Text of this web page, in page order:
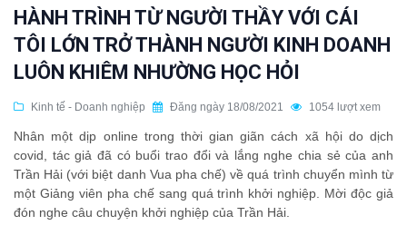
HÀNH TRÌNH TỪ NGƯỜI THẦY VỚI CÁI
TÔI LỚN TRỞ THÀNH NGƯỜI KINH DOANH
LUÔN KHIÊM NHƯỜNG HỌC HỎI
Kinh tế - Doanh nghiệp Đăng ngày 18/08/2021 1054 lượt xem
Nhân một dịp online trong thời gian giãn cách xã hội do dịch
covid, tác giả đã có buổi trao đổi và lắng nghe chia sẻ của anh
Trần Hải (với biệt danh Vua pha chế) về quá trình chuyển mình từ
một Giảng viên pha chế sang quá trình khởi nghiệp. Mời độc giả
đón nghe câu chuyện khởi nghiệp của Trần Hải.